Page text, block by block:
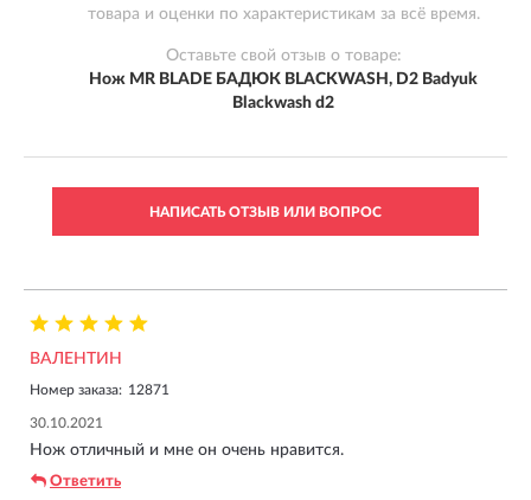
товара и оценки по характеристикам за всё время.
Оставьте свой отзыв о товаре:
Нож MR BLADE БАДЮК BLACKWASH, D2 Badyuk
Blackwash d2
НАПИСАТЬ ОТЗЫВ ИЛИ ВОПРОС
ВАЛЕНТИН
Номер заказа: 12871
30.10.2021
Нож отличный и мне он очень нравится.
Ответить